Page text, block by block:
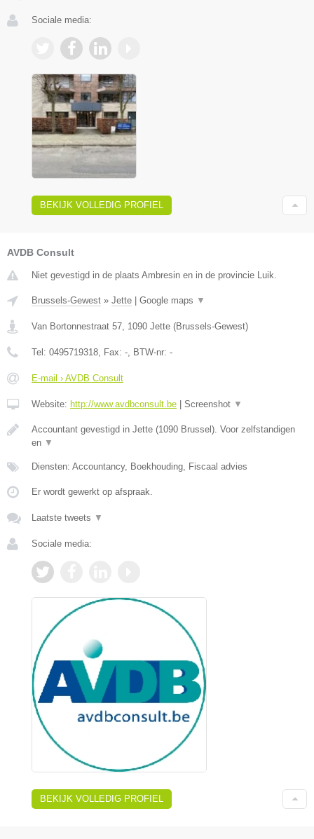
Sociale media:
BEKIJK VOLLEDIG PROFIEL
AVDB Consult
Niet gevestigd in de plaats Ambresin en in de provincie Luik.
Brussels-Gewest » Jette | Google maps ▼
Van Bortonnestraat 57 1090 Jette (Brussels-Gewest)
Tel: 0495719318 , Fax: - , BTW-nr: -
E-mail › AVDB Consult
Website: http://www.avdbconsult.be | Screenshot ▼
Accountant gevestigd in Jette (1090 Brussel). Voor zelfstandigen
en ▼
Diensten: Accountancy, Boekhouding, Fiscaal advies
Er wordt gewerkt op afspraak.
Laatste tweets ▼
Sociale media:
BEKIJK VOLLEDIG PROFIEL